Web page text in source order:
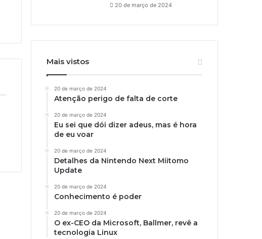
20 de março de 2024
Mais vistos
20 de março de 2024
Atenção perigo de falta de corte
20 de março de 2024
Eu sei que dói dizer adeus, mas é hora
de eu voar
20 de março de 2024
Detalhes da Nintendo Next Miitomo
Update
20 de março de 2024
Conhecimento é poder
20 de março de 2024
O ex-CEO da Microsoft, Ballmer, revê a
tecnologia Linux